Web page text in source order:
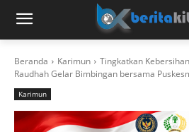
Beranda Karimun
Tingkatkan
Raudhah Gelar Bimbingan bersama
Karimun